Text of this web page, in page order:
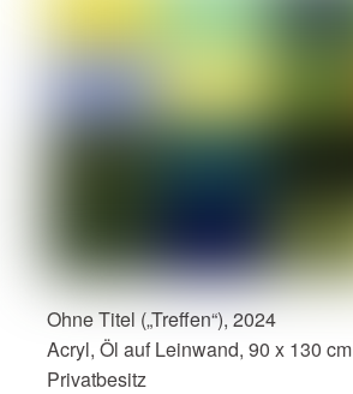
Ohne Titel („Treffen“), 2024
Acryl, Öl auf Leinwand, 90 x 130 cm
Privatbesitz